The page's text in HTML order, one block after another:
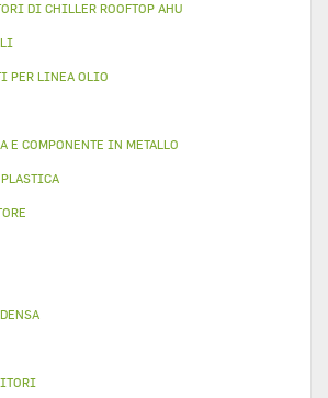
DI CHILLER ROOFTOP AHU
PER LINEA OLIO
E COMPONENTE IN METALLO